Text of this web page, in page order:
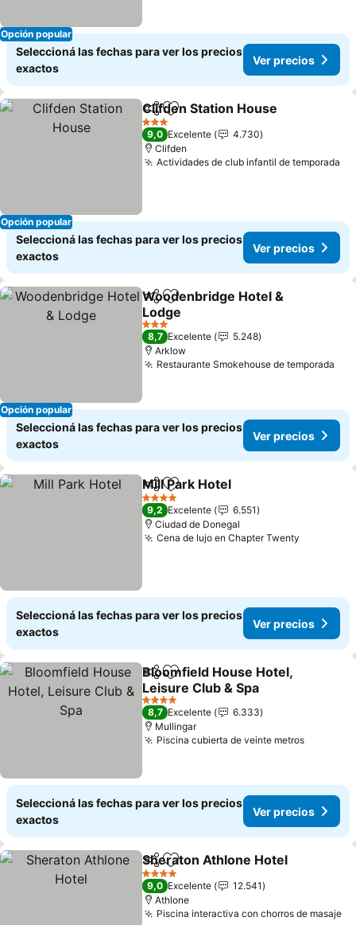
Opción popular
Seleccioná las fechas para ver los precios
exactos
Ver precios
Opción popular
CompartirAñadir a favoritos
Clifden Station House
3 Estrellas
9,0 Excelente
4.730
Clifden
Actividades de club infantil de temporada
Seleccioná las fechas para ver los precios
exactos
Ver precios
Opción popular
CompartirAñadir a favoritos
Woodenbridge Hotel &
Lodge
Ver precios
3 Estrellas
8,7 Excelente
5.248
Arklow
Restaurante Smokehouse de temporada
Seleccioná las fechas para ver los precios
exactos
Ver precios
CompartirAñadir a favoritos
Mill Park Hotel
4 Estrellas
9,2 Excelente
6.551
Ciudad de Donegal
Cena de lujo en Chapter Twenty
Seleccioná las fechas para ver los precios
exactos
Ver precios
CompartirAñadir a favoritos
Bloomfield House Hotel,
Leisure Club & Spa
Ver precios
4 Estrellas
8,7 Excelente
6.333
Mullingar
Piscina cubierta de veinte metrosVer
Seleccioná las fechas para ver los precios
exactos
Ver precios
CompartirAñadir a favoritos
Sheraton Athlone Hotel
4 Estrellas
9,0 Excelente
12.541
Athlone
Piscina interactiva con chorros de masaje